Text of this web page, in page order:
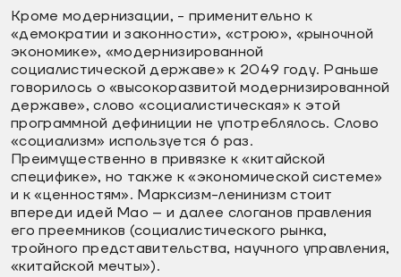
Кроме модернизации, - применительно к
«демократии и законности», «строю», «рыночной
экономике», «модернизированной
социалистической державе» к 2049 году. Раньше
говорилось о «высокоразвитой модернизированной
державе», слово «социалистическая» к этой
программной дефиниции не употреблялось. Слово
«социализм» используется 6 раз.
Преимущественно в привязке к «китайской
специфике», но также к «экономической системе»
и к «ценностям». Марксизм-ленинизм стоит
впереди идей Мао – и далее слоганов правления
его преемников (социалистического рынка,
тройного представительства, научного управления,
«китайской мечты»).